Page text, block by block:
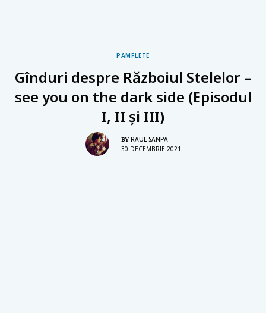
PAMFLETE
Gînduri despre Războiul Stelelor –
see you on the dark side (Episodul
I, II și III)
BY RAUL SANPA
30 DECEMBRIE 2021